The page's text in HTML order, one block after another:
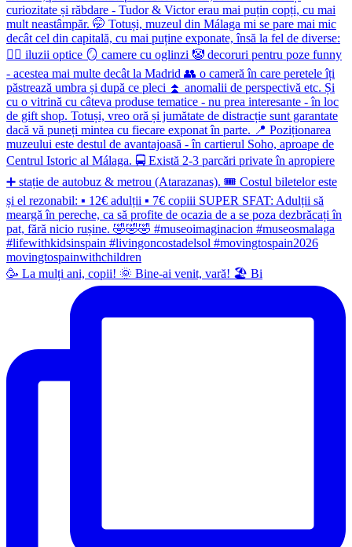
🥳 La mulți ani, copii! 🌞 Bine-ai venit, vară! 🏖 Bi